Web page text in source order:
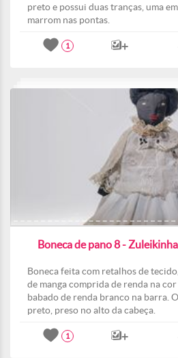
preto e possui duas tranças, uma
marrom nas pontas.
1
Boneca de pano 8 - Zuleikinha
Boneca feita com retalhos de
de manga comprida de renda na
babado de renda branco na barra.
preto, preso no alto da cabeça.
1